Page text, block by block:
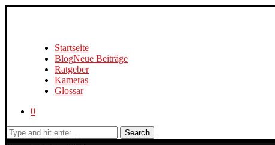
Startseite
BlogNeue Beiträge
Ratgeber
Kameras
Glossar
0
Search